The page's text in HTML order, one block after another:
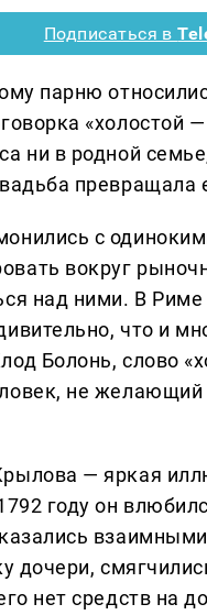
Подписаться в
парню
«холостой
ни в родной
превращала
с
вокруг
над ними. В
что и
Болонь, слово
не желающий
— яркая
году он
дочери,
нет средств на